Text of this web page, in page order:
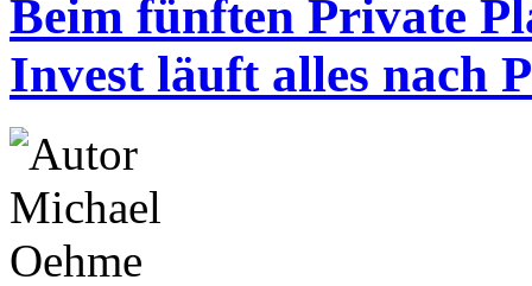
Beim fünften Private
Invest läuft alles nach